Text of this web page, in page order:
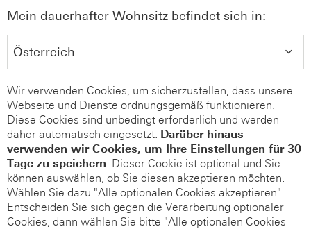
Mein dauerhafter Wohnsitz befindet sich in:
Wir verwenden Cookies, um sicherzustellen, dass unsere
Webseite und Dienste ordnungsgemäß funktionieren.
Diese Cookies sind unbedingt erforderlich und werden
daher automatisch eingesetzt. Darüber hinaus
verwenden wir Cookies, um Ihre Einstellungen für 30
Tage zu speichern. Dieser Cookie ist optional und Sie
können auswählen, ob Sie diesen akzeptieren möchten.
Wählen Sie dazu "Alle optionalen Cookies akzeptieren".
Entscheiden Sie sich gegen die Verarbeitung optionaler
Cookies, dann wählen Sie bitte "Alle optionalen Cookies